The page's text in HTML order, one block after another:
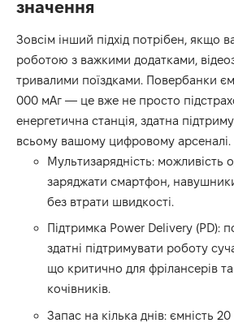
значення
Зовсім інший підхід потрібен, якщо
роботою з важкими додатками,
тривалими поїздками. Повербанки
000 мАг — це вже не просто
енергетична станція, здатна
всьому вашому цифровому арсеналі.
Мультизарядність: можливість
заряджати смартфон,
без втрати швидкості.
Підтримка Power Delivery (PD):
здатні підтримувати роботу
що критично для фрілансерів
кочівників.
Запас на кілька днів: ємність